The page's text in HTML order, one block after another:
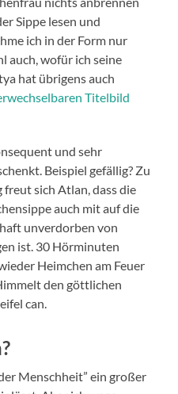
Sippe lesen und
ich in der Form nur
auch, wofür ich seine
hat übrigens auch
Titelbild
und sehr
Beispiel gefällig? Zu
sich Atlan, dass die
auch mit auf die
unverdorben von
ist. 30 Hörminuten
Heimchen am Feuer
den göttlichen
can.
Menschheit” ein großer